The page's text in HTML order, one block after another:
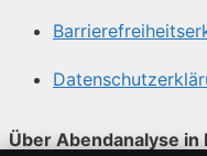
Über Abendanalyse in